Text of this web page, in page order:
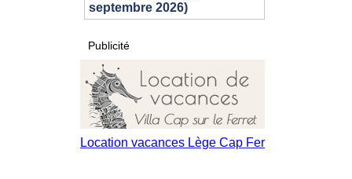
septembre 2026)
Publicité